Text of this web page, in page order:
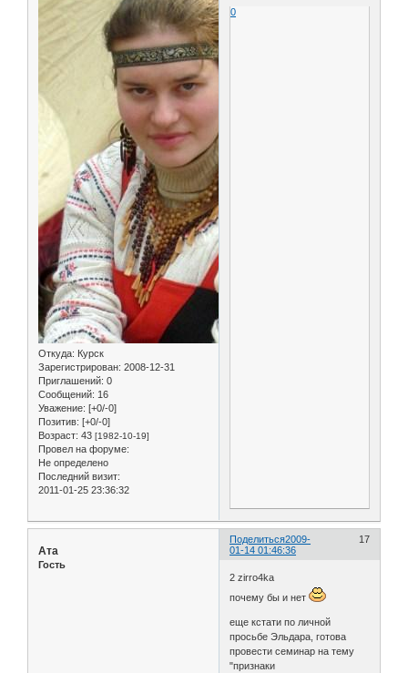
Откуда: Курск
Зарегистрирован: 2008-12-31
Приглашений: 0
Сообщений: 16
Уважение: [+0/-0]
Позитив: [+0/-0]
Возраст: 43 [1982-10-19]
Провел на форуме:
Не определено
Последний визит:
2011-01-25 23:36:32
0
Поделиться 17
2009-
01-14 01:46:36
Ата
Гость
2 zirro4ka
почему бы и нет
еще кстати по личной
просьбе Эльдара, готова
провести семинар на тему
"признаки